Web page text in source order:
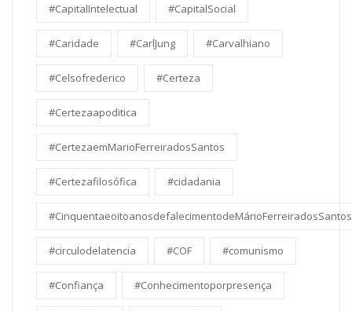
#CapitalIntelectual #CapitalSocial
#Caridade #CarlJung #Carvalhiano
#Celsofrederico #Certeza
#Certezaapoditica
#CertezaemMarioFerreiradosSantos
#Certezafilosófica #cidadania
#CinquentaeoitoanosdefalecimentodeMárioFerreiradosSantos
#circulodelatencia #COF #comunismo
#Confiança #Conhecimentoporpresença